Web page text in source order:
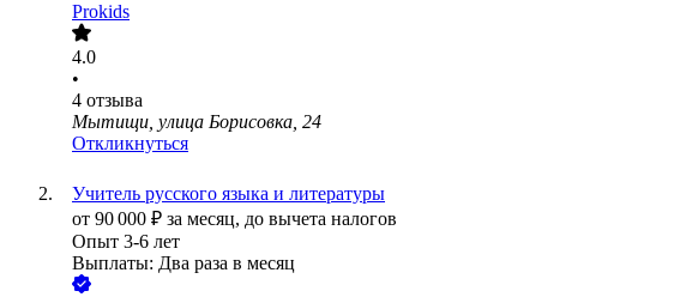
Prokids
4.0
•
4 отзыва
Мытищи, улица Борисовка, 24
Откликнуться
Учитель русского языка и литературы
от 90 000 ₽ за месяц, до вычета налогов
Опыт 3-6 лет
Выплаты: Два раза в месяц